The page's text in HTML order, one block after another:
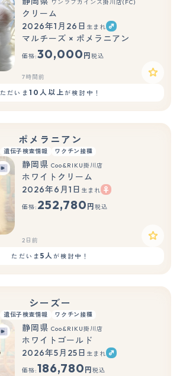
もっと見る
ワンラブカインズ掛川店(FC)
クリーム
2026年1月26日 生まれ
マルチーズ × ポメラニアン
価格:30,000 円 税込
7時間前
ただいま 10人以上が検討中！
ポメラニアン
遺伝子検査情報 ワクチン接種
静岡県 Coo&RIKU掛川店
ホワイトクリーム
2026年6月1日 生まれ
価格: 252,780 円 税込
2日前
ただいま 5人が検討中！
シーズー
遺伝子検査情報 ワクチン接種
静岡県 Coo&RIKU掛川店
ホワイトゴールド
2026年5月25日 生まれ
価格:186,780 円 税込